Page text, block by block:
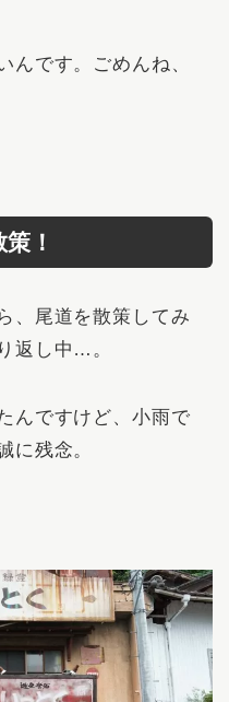
んです。ごめんね、
！
、尾道を散策してみ
返し中…。
んですけど、小雨で
に残念。